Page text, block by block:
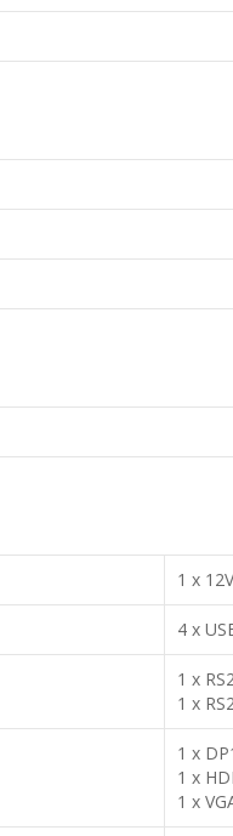
1 x
4 x
1 x
1 x
1 x
1 x
1 x